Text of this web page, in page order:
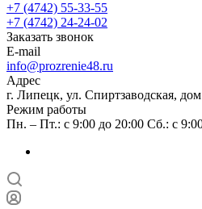
+7 (4742) 55-33-55
+7 (4742) 24-24-02
Заказать звонок
E-mail
info@prozrenie48.ru
Адрес
г. Липецк, ул. Спиртзаводская,
Режим работы
Пн. – Пт.: с 9:00 до 20:00 Сб.: с